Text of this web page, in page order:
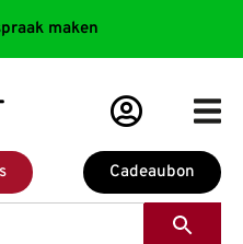
maken
Cadeaubon